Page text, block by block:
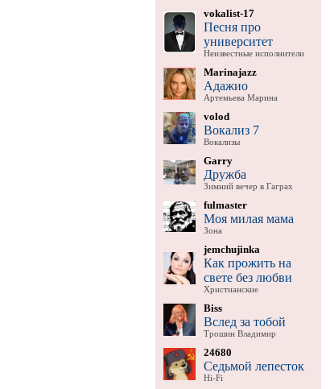
vokalist-17
Песня про
университет
Неизвестные исполнители
Marinajazz
Адажио
Артемьева Марина
volod
Вокализ 7
Вокализы
Garry
Дружба
Зимний вечер в Гаграх
fulmaster
Моя милая мама
Зона
jemchujinka
Как прожить на
свете без любви
Христианские
Biss
Вслед за тобой
Трошин Владимир
24680
Седьмой лепесток
Hi-Fi